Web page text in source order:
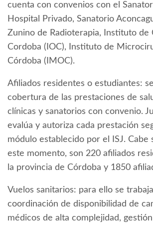
cuenta con convenios con el
Hospital Privado, Sanatorio
Zunino de Radioterapia, Instituto de
Cordoba (IOC), Instituto de
Córdoba (IMOC).
Afiliados residentes o estudiantes:
cobertura de las prestaciones de
clínicas y sanatorios con convenio.
evalúa y autoriza cada prestación
módulo establecido por el ISJ. Cabe
este momento, son 220 afiliados
la provincia de Córdoba y 1850
Vuelos sanitarios: para ello se
coordinación de disponibilidad de
médicos de alta complejidad,